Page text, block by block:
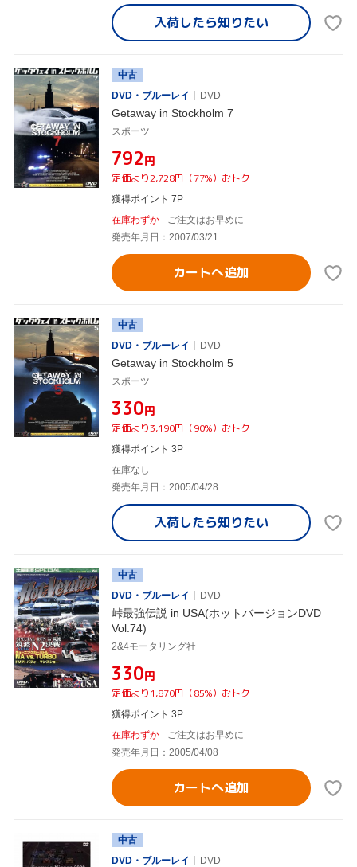
入荷したら知りたい
中古
DVD・ブルーレイ
DVD
Getaway in Stockholm 7
スポーツ
¥792円
定価より2,728円（77%）おトク
獲得ポイント 7P
在庫わずか
ご注文はお早めに
発売年月日：2007/03/21
カートへ追加
中古
DVD・ブルーレイ
DVD
Getaway in Stockholm 5
スポーツ
¥330円
定価より3,190円（90%）おトク
獲得ポイント 3P
在庫なし
発売年月日：2005/04/28
入荷したら知りたい
中古
DVD・ブルーレイ
DVD
峠最強伝説 in USA(ホットバージョンDVD
Vol.74)
2&4モータリング社
¥330円
定価より1,870円（85%）おトク
獲得ポイント 3P
在庫わずか
ご注文はお早めに
発売年月日：2005/04/08
カートへ追加
中古
DVD・ブルーレイ
DVD